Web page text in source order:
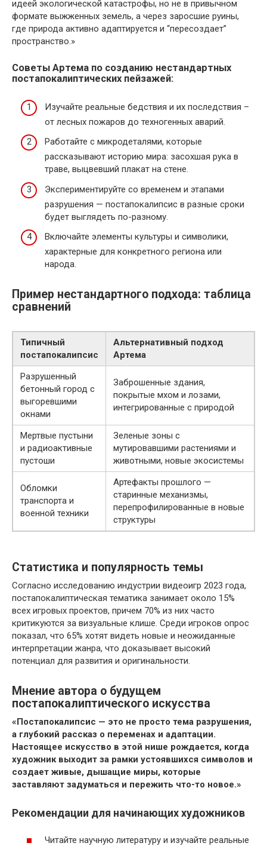
идеей экологической катастрофы, но не в привычном
формате выжженных земель, а через заросшие руины,
где природа активно адаптируется и “пересоздает”
пространство.»
Советы Артема по созданию нестандартных
постапокалиптических пейзажей:
Изучайте реальные бедствия и их последствия –
от лесных пожаров до техногенных аварий.
Работайте с микродеталями, которые
рассказывают историю мира: засохшая рука в
траве, выцвевший плакат на стене.
Экспериментируйте со временем и этапами
разрушения — постапокалипсис в разные сроки
будет выглядеть по-разному.
Включайте элементы культуры и символики,
характерные для конкретного региона или
народа.
Пример нестандартного подхода: таблица
сравнений
Типичный
постапокалипсис
Альтернативный подход
Артема
Разрушенный
бетонный город с
выгоревшими
окнами
Заброшенные здания,
покрытые мхом и лозами,
интегрированные с природой
Мертвые пустыни
и радиоактивные
пустоши
Зеленые зоны с
мутировавшими растениями и
животными, новые экосистемы
Обломки
транспорта и
военной техники
Артефакты прошлого —
старинные механизмы,
перепрофилированные в новые
структуры
Статистика и популярность темы
Согласно исследованию индустрии видеоигр 2023 года,
постапокалиптическая тематика занимает около 15%
всех игровых проектов, причем 70% из них часто
критикуются за визуальные клише. Среди игроков опрос
показал, что 65% хотят видеть новые и неожиданные
интерпретации жанра, что доказывает высокий
потенциал для развития и оригинальности.
Мнение автора о будущем
постапокалиптического искусства
«Постапокалипсис — это не просто тема разрушения,
а глубокий рассказ о переменах и адаптации.
Настоящее искусство в этой нише рождается, когда
художник выходит за рамки устоявшихся символов и
создает живые, дышащие миры, которые
заставляют задуматься и пережить что-то новое.»
Рекомендации для начинающих художников
Читайте научную литературу и изучайте реальные